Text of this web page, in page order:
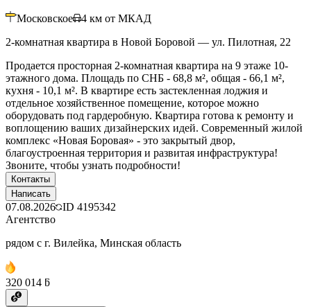
Московское 4 км от МКАД
2-комнатная квартира в Новой Боровой — ул. Пилотная, 22
Продается просторная 2-комнатная квартира на 9 этаже 10-
этажного дома. Площадь по СНБ - 68,8 м², общая - 66,1 м²,
кухня - 10,1 м². В квартире есть застекленная лоджия и
отдельное хозяйственное помещение, которое можно
оборудовать под гардеробную. Квартира готова к ремонту и
воплощению ваших дизайнерских идей. Современный жилой
комплекс «Новая Боровая» - это закрытый двор,
благоустроенная территория и развитая инфраструктура!
Звоните, чтобы узнать подробности!
Контакты
Написать
07.08.2026 ID 4195342
Агентство
рядом с г. Вилейка, Минская область
320 014 ƃ